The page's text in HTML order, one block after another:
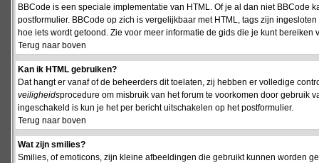
BBCode is een speciale implementatie van HTML. Of je al dan niet
postformulier. BBCode op zich is vergelijkbaar met HTML, tags zijn
hoe iets wordt getoond. Zie voor meer informatie de gids die je kunt bereiken
Terug naar boven
Kan ik HTML gebruiken?
Dat hangt er vanaf of de beheerders dit toelaten, zij hebben er volledige
veiligheidsprocedure om misbruik van het forum te voorkomen door gebruik
ingeschakeld is kun je het per bericht uitschakelen op het postformulier.
Terug naar boven
Wat zijn smilies?
Smilies, of emoticons, zijn kleine afbeeldingen die gebruikt kunnen worden